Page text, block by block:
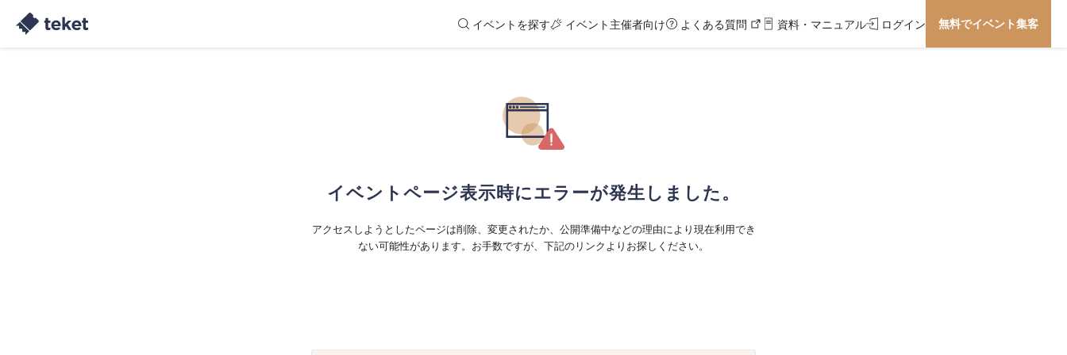
イベントを探す イベント主催者向け よくある質問 資料・マニュアル ログイン 無料でイベント集客
イベントページ表示時にエラーが発生しました。
アクセスしようとしたページは削除、変更されたか、公開準備中などの理由により現在利用でき
ない可能性があります。お手数ですが、下記のリンクよりお探しください。